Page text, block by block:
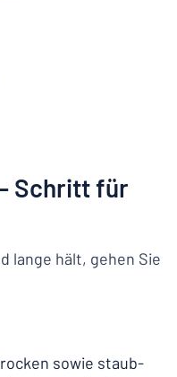
Schritt für
lange hält, gehen Sie
sowie staub-